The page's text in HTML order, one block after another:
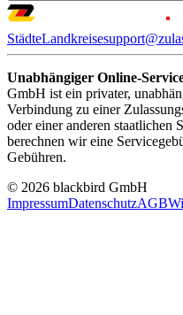
StädteLandkreise
Unabhängiger Online-
GmbH ist ein privater,
Verbindung zu einer
oder einer anderen staatlichen
berechnen wir eine
Gebühren.
© 2026 blackbird GmbH
ImpressumDatenschutzAGB